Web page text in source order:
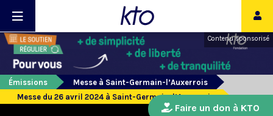
Contenu sponsorisé
Émissions
Messe à Saint-Germain-l’Auxerrois
Messe du 26 avril 2024 à Saint-Germain-l’Auxerrois
Faire un don à KTO